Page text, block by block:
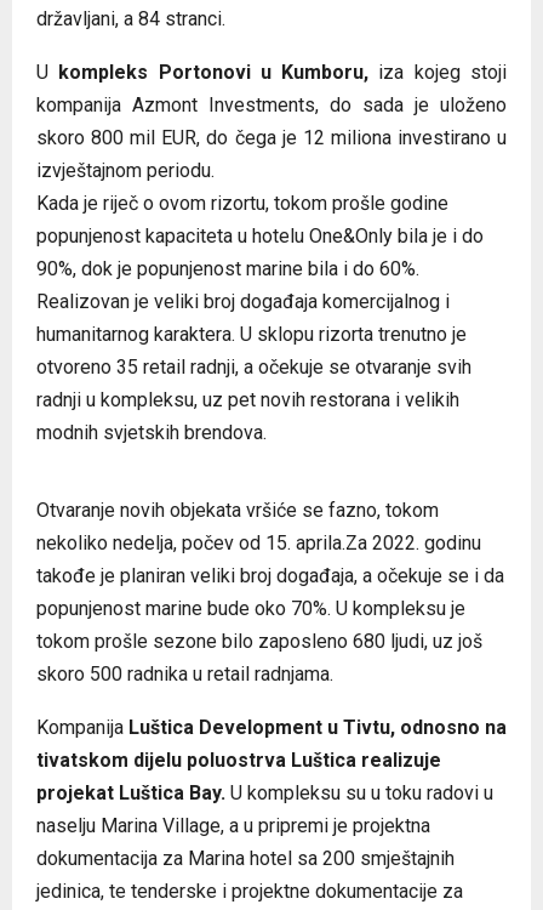
državljani, a 84 stranci.
U kompleks Portonovi u Kumboru, iza kojeg stoji
kompanija Azmont Investments, do sada je uloženo
skoro 800 mil EUR, do čega je 12 miliona investirano u
izvještajnom periodu.
Kada je riječ o ovom rizortu, tokom prošle godine
popunjenost kapaciteta u hotelu One&Only bila je i do
90%, dok je popunjenost marine bila i do 60%.
Realizovan je veliki broj događaja komercijalnog i
humanitarnog karaktera. U sklopu rizorta trenutno je
otvoreno 35 retail radnji, a očekuje se otvaranje svih
radnji u kompleksu, uz pet novih restorana i velikih
modnih svjetskih brendova.
Otvaranje novih objekata vršiće se fazno, tokom
nekoliko nedelja, počev od 15. aprila.Za 2022. godinu
takođe je planiran veliki broj događaja, a očekuje se i da
popunjenost marine bude oko 70%. U kompleksu je
tokom prošle sezone bilo zaposleno 680 ljudi, uz još
skoro 500 radnika u retail radnjama.
Kompanija Luštica Development u Tivtu, odnosno na
tivatskom dijelu poluostrva Luštica realizuje
projekat Luštica Bay. U kompleksu su u toku radovi u
naselju Marina Village, a u pripremi je projektna
dokumentacija za Marina hotel sa 200 smještajnih
jedinica, te tenderske i projektne dokumentacije za